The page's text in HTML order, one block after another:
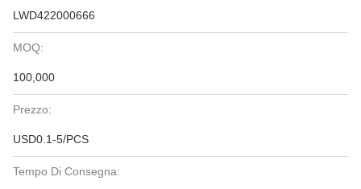
LWD422000666
MOQ:
100,000
Prezzo:
USD0.1-5/PCS
Tempo Di Consegna: